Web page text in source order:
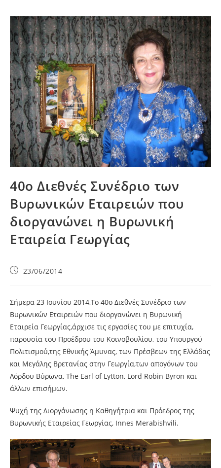
40ο Διεθνές Συνέδριο των
Βυρωνικών Εταιρειών που
διοργανώνει η Βυρωνική
Εταιρεία Γεωργίας
23/06/2014
Σήμερα 23 Ιουνίου 2014,Το 40ο Διεθνές Συνέδριο των
Βυρωνικών Εταιρειών που διοργανώνει η Βυρωνική
Εταιρεία Γεωργίας,άρχισε τις εργασίες του με επιτυχία,
παρουσία του Προέδρου του Κοινοβουλίου, του Υπουργού
Πολιτισμού,της Εθνικής Άμυνας, των Πρέσβεων της Ελλάδας
και Μεγάλης Βρετανίας στην Γεωργία,των απογόνων του
Λόρδου Βύρωνα, The Earl of Lytton, Lord Robin Byron και
άλλων επισήμων.
Ψυχή της Διοργάνωσης η Καθηγήτρια και Πρόεδρος της
Βυρωνικής Εταιρείας Γεωργίας, Innes Merabishvili.